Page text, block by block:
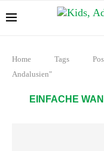
Home Tags
Andalusien"
EINFACHE